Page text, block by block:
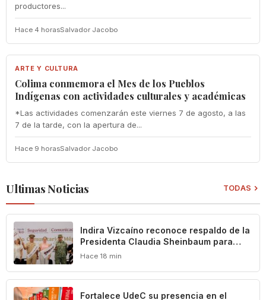
productores...
Hace 4 horasSalvador Jacobo
ARTE Y CULTURA
ARTE Y CULTURA
Colima conmemora el Mes de los Pueblos
Indígenas con actividades culturales y académicas
*Las actividades comenzarán este viernes 7 de agosto, a las
7 de la tarde, con la apertura de...
Hace 9 horasSalvador Jacobo
Ultimas Noticias TODAS
Indira Vizcaíno reconoce respaldo de la
Presidenta Claudia Sheinbaum para
impulsar el desarrollo de Manzanillo y
Hace 18 min
Fortalece UdeC su presencia en el